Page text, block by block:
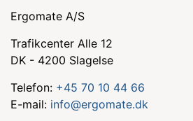
Ergomate A/S
Trafikcenter Alle 12
DK - 4200 Slagelse
Telefon: +45 70 10 44 66
E-mail: info@ergomate.dk